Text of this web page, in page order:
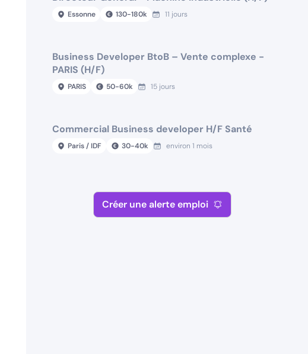
Essonne 130-180k 11 jours
Business Developer BtoB – Vente complexe -
PARIS (H/F)
PARIS 50-60k 15 jours
Commercial Business developer H/F Santé
Paris / IDF 30-40k environ 1 mois
Créer une alerte emploi